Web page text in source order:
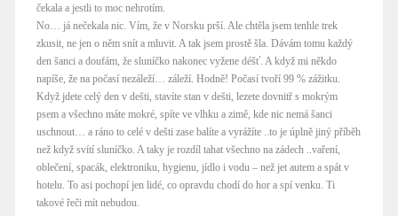
čekala a jestli to moc nehrotím.
No… já nečekala nic. Vím, že v Norsku prší. Ale chtěla jsem tenhle trek
zkusit, ne jen o něm snít a mluvit. A tak jsem prostě šla. Dávám tomu každý
den šanci a doufám, že sluníčko nakonec vyžene déšť. A když mi někdo
napíše, že na počasí nezáleží… záleží. Hodně! Počasí tvoří 99 % zážitku.
Když jdete celý den v dešti, stavíte stan v dešti, lezete dovnitř s mokrým
psem a všechno máte mokré, spíte ve vlhku a zimě, kde nic nemá šanci
uschnout… a ráno to celé v dešti zase balíte a vyrážíte ..to je úplně jiný příběh
než když svítí sluníčko. A taky je rozdíl tahat všechno na zádech ..vaření,
oblečení, spacák, elektroniku, hygienu, jídlo i vodu – než jet autem a spát v
hotelu. To asi pochopí jen lidé, co opravdu chodí do hor a spí venku. Ti
takové řeči mít nebudou.